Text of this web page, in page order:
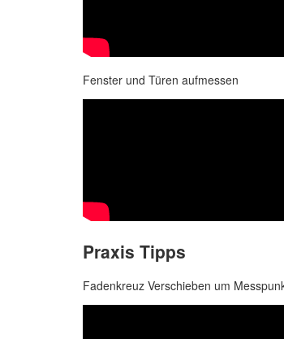
Fenster und Türen aufmessen
Praxis Tipps
Fadenkreuz Verschieben um